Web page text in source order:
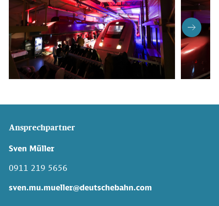
Ansprechpartner
Sven Müller
0911 219 5656
sven.mu.mueller@deutschebahn.com